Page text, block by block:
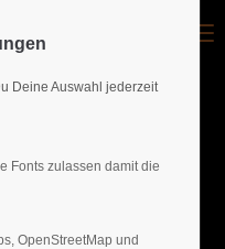
Deine Auswahl jederzeit
Fonts zulassen damit die
OpenStreetMap und